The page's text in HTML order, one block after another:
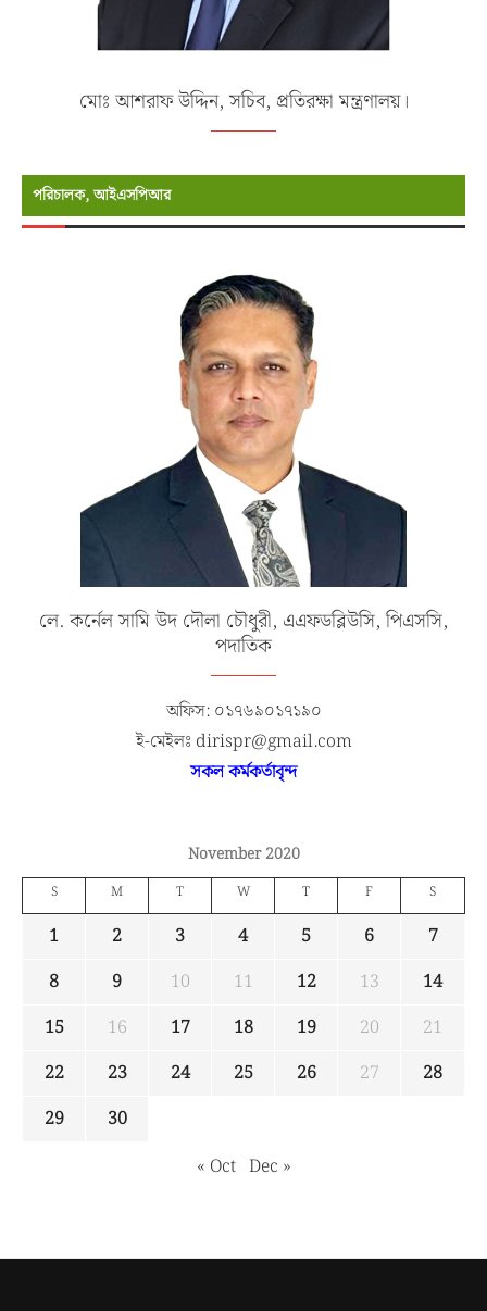
মোঃ আশরাফ উদ্দিন, সচিব, প্রতিরক্ষা মন্ত্রণালয়।
পরিচালক, আইএসপিআর
লে. কর্নেল সামি উদ দৌলা চৌধুরী, এএফডব্লিউসি, পিএসসি,
পদাতিক
অফিস: ০১৭৬৯০১৭১৯০
ই-মেইলঃ dirispr@gmail.com
সকল কর্মকর্তাবৃন্দ
November 2020
S M T W T F S
1 2 3 4 5 6
7
8
9 10 11 12 13
14
15
16 17 18 19 20
21
22
23 24 25 26 27
28
29
30
« Oct Dec »